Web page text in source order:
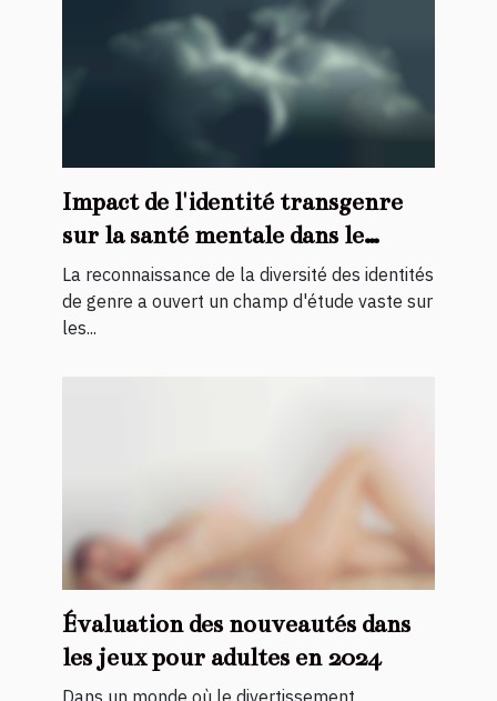
Impact de l'identité transgenre
sur la santé mentale dans le
travail du sexe
La reconnaissance de la diversité des identités
de genre a ouvert un champ d'étude vaste sur
les...
Évaluation des nouveautés dans
les jeux pour adultes en 2024
Dans un monde où le divertissement